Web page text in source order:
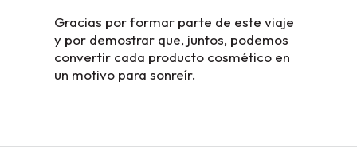
Gracias por formar parte de este viaje
y por demostrar que, juntos, podemos
convertir cada producto cosmético en
un motivo para sonreír.